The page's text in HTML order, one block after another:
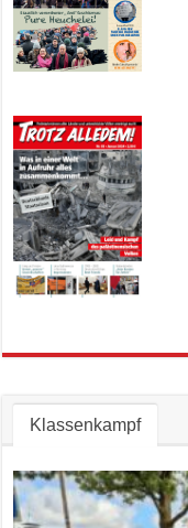
Klassenkampf